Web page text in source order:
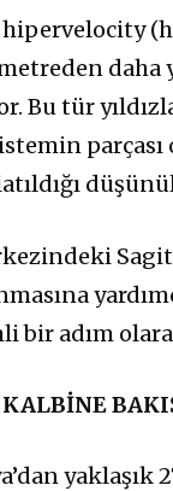
daha
Bu tür
parçası
bir adım
yaklaşık